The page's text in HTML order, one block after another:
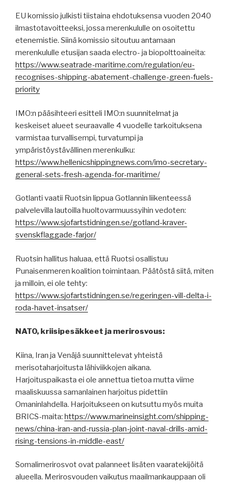
EU komissio julkisti tiistaina ehdotuksensa vuoden 2040
ilmastotavoitteeksi, jossa merenkululle on osoitettu
etenemistie. Siinä komissio sitoutuu antamaan
merenkululle etusijan saada electro- ja biopolttoaineita:
https://www.seatrade-maritime.com/regulation/eu-
recognises-shipping-abatement-challenge-green-fuels-
priority
IMO:n pääsihteeri esitteli IMO:n suunnitelmat ja
keskeiset alueet seuraavalle 4 vuodelle tarkoituksena
varmistaa turvallisempi, turvatumpi ja
ympäristöystävällinen merenkulku:
https://www.hellenicshippingnews.com/imo-secretary-
general-sets-fresh-agenda-for-maritime/
Gotlanti vaatii Ruotsin lippua Gotlannin liikenteessä
palvelevilla lautoilla huoltovarmuussyihin vedoten:
https://www.sjofartstidningen.se/gotland-kraver-
svenskflaggade-farjor/
Ruotsin hallitus haluaa, että Ruotsi osallistuu
Punaisenmeren koalition toimintaan. Päätöstä siitä, miten
ja milloin, ei ole tehty:
https://www.sjofartstidningen.se/regeringen-vill-delta-i-
roda-havet-insatser/
NATO, kriisipesäkkeet ja merirosvous:
Kiina, Iran ja Venäjä suunnittelevat yhteistä
merisotaharjoitusta lähiviikkojen aikana.
Harjoituspaikasta ei ole annettua tietoa mutta viime
maaliskuussa samanlainen harjoitus pidettiin
Omaninlahdella. Harjoitukseen on kutsuttu myös muita
BRICS-maita: https://www.marineinsight.com/shipping-
news/china-iran-and-russia-plan-joint-naval-drills-amid-
rising-tensions-in-middle-east/
Somalimerirosvot ovat palanneet lisäten vaaratekijöitä
alueella. Merirosvouden vaikutus maailmankauppaan oli